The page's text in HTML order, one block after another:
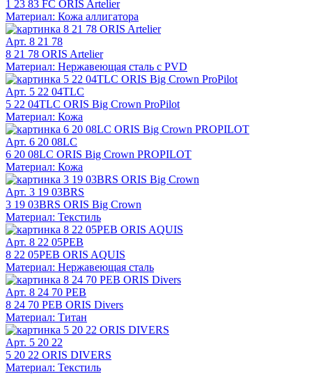
1 23 83 FC ORIS Artelier
Материал: Кожа аллигатора
Арт. 8 21 78
8 21 78 ORIS Artelier
Материал: Нержавеющая сталь с PVD
Арт. 5 22 04TLC
5 22 04TLC ORIS Big Crown ProPilot
Материал: Кожа
Арт. 6 20 08LC
6 20 08LC ORIS Big Crown PROPILOT
Материал: Кожа
Арт. 3 19 03BRS
3 19 03BRS ORIS Big Crown
Материал: Текстиль
Арт. 8 22 05PEB
8 22 05PEB ORIS AQUIS
Материал: Нержавеющая сталь
Арт. 8 24 70 PEB
8 24 70 PEB ORIS Divers
Материал: Титан
Арт. 5 20 22
5 20 22 ORIS DIVERS
Материал: Текстиль